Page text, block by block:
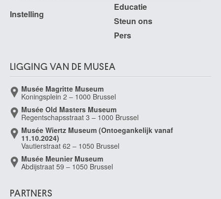
Instelling
Educatie
Steun ons
Pers
LIGGING VAN DE MUSEA
Musée Magritte Museum
Koningsplein 2 – 1000 Brussel
Musée Old Masters Museum
Regentschapsstraat 3 – 1000 Brussel
Musée Wiertz Museum (Ontoegankelijk vanaf
11.10.2024)
Vautierstraat 62 – 1050 Brussel
Musée Meunier Museum
Abdijstraat 59 – 1050 Brussel
PARTNERS